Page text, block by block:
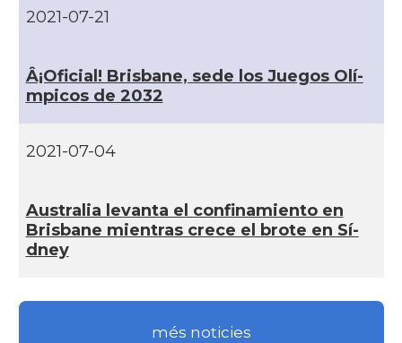
2021-07-21
Â¡Oficial! Brisbane, sede los Juegos Olí­
mpicos de 2032
2021-07-04
Australia levanta el confinamiento en
Brisbane mientras crece el brote en Sí­
dney
més noticies